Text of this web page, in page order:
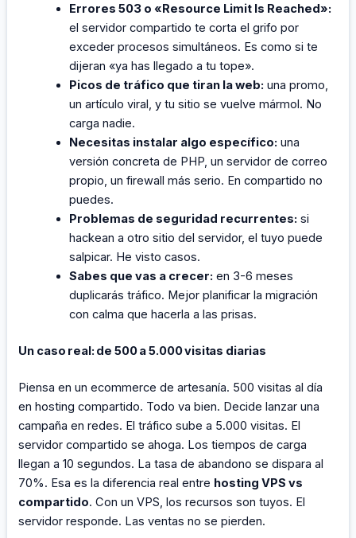
Errores 503 o «Resource Limit Is Reached»:
el servidor compartido te corta el grifo por
exceder procesos simultáneos. Es como si te
dijeran «ya has llegado a tu tope».
Picos de tráfico que tiran la web: una promo,
un artículo viral, y tu sitio se vuelve mármol. No
carga nadie.
Necesitas instalar algo específico: una
versión concreta de PHP, un servidor de correo
propio, un firewall más serio. En compartido no
puedes.
Problemas de seguridad recurrentes: si
hackean a otro sitio del servidor, el tuyo puede
salpicar. He visto casos.
Sabes que vas a crecer: en 3-6 meses
duplicarás tráfico. Mejor planificar la migración
con calma que hacerla a las prisas.
Un caso real: de 500 a 5.000 visitas diarias
Piensa en un ecommerce de artesanía. 500 visitas al día
en hosting compartido. Todo va bien. Decide lanzar una
campaña en redes. El tráfico sube a 5.000 visitas. El
servidor compartido se ahoga. Los tiempos de carga
llegan a 10 segundos. La tasa de abandono se dispara al
70%. Esa es la diferencia real entre hosting VPS vs
compartido. Con un VPS, los recursos son tuyos. El
servidor responde. Las ventas no se pierden.